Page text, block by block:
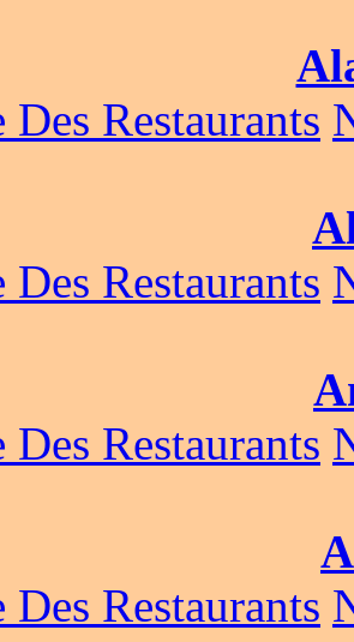
Des Restaurants
Des Restaurants
Des Restaurants
Des Restaurants